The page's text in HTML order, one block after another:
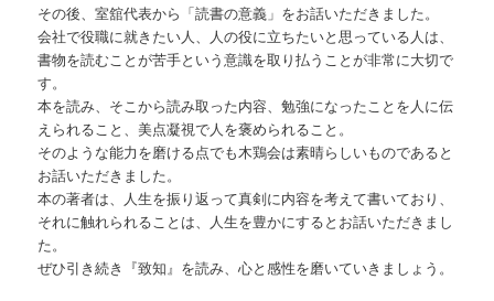
その後、室舘代表から「読書の意義」をお話いただきました。
会社で役職に就きたい人、人の役に立ちたいと思っている人は、
書物を読むことが苦手という意識を取り払うことが非常に大切で
す。
本を読み、そこから読み取った内容、勉強になったことを人に伝
えられること、美点凝視で人を褒められること。
そのような能力を磨ける点でも木鶏会は素晴らしいものであると
お話いただきました。
本の著者は、人生を振り返って真剣に内容を考えて書いており、
それに触れられることは、人生を豊かにするとお話いただきまし
た。
ぜひ引き続き『致知』を読み、心と感性を磨いていきましょう。